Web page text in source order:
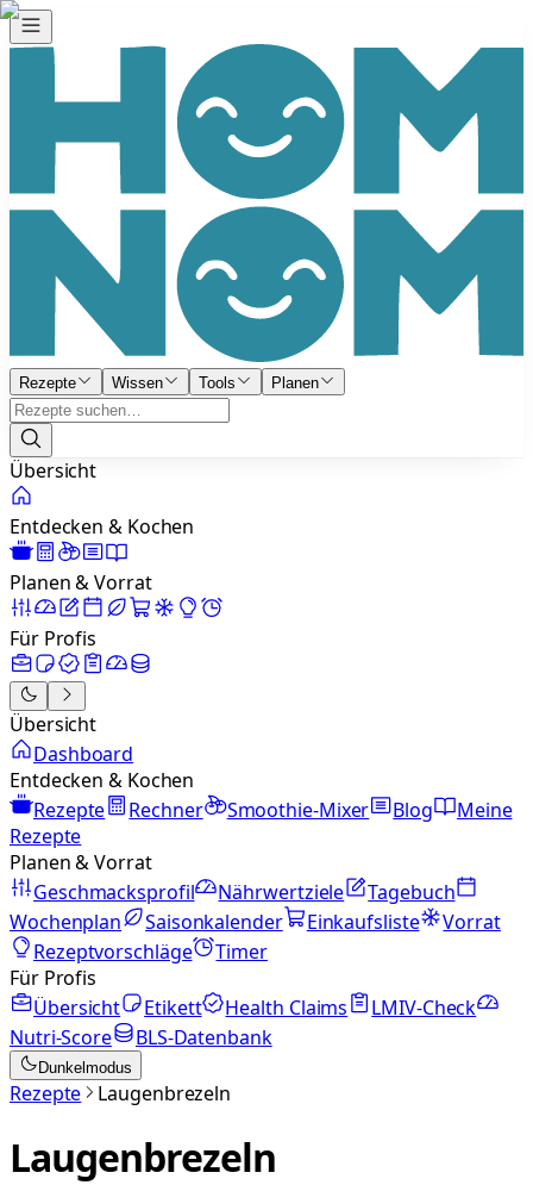
Rezepte Wissen Tools Planen
Übersicht
Entdecken & Kochen
Planen & Vorrat
Für Profis
Übersicht
Dashboard
Entdecken & Kochen
Rezepte
Rechner Smoothie-Mixer Blog
Meine
Rezepte
Planen & Vorrat
Geschmacksprofil
Nährwertziele
Tagebuch
Wochenplan
Saisonkalender Einkaufsliste
Vorrat
Rezeptvorschläge
Timer
Für Profis
Übersicht
Etikett Health Claims
LMIV-Check
Nutri-Score
BLS-Datenbank
Dunkelmodus
Rezepte Laugenbrezeln
Laugenbrezeln